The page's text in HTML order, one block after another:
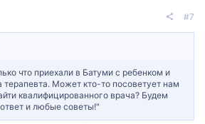
#7
что приехали в Батуми с ребенком и
Может кто-то посоветует нам
квалифицированного врача? Будем
и любые советы!"